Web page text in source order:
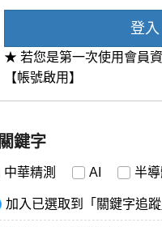
登入
★ 若您是第一次使用會員
【帳號啟用】
關鍵字
中華精測 AI 半
加入已選取到「關鍵字追蹤